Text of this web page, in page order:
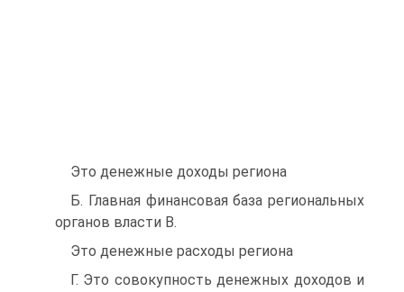
Это денежные доходы региона
Б. Главная финансовая база региональных
органов власти B.
Это денежные расходы региона
Г. Это совокупность денежных доходов и